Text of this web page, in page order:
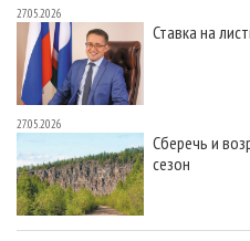
27.05.2026
Ставка на
27.05.2026
Сберечь и
сезон